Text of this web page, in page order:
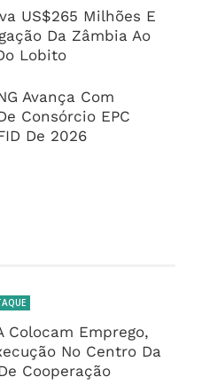
US$265 Milhões E
Da Zâmbia Ao
Lobito
Avança Com
Consórcio EPC
De 2026
Colocam Emprego,
No Centro Da
Cooperação